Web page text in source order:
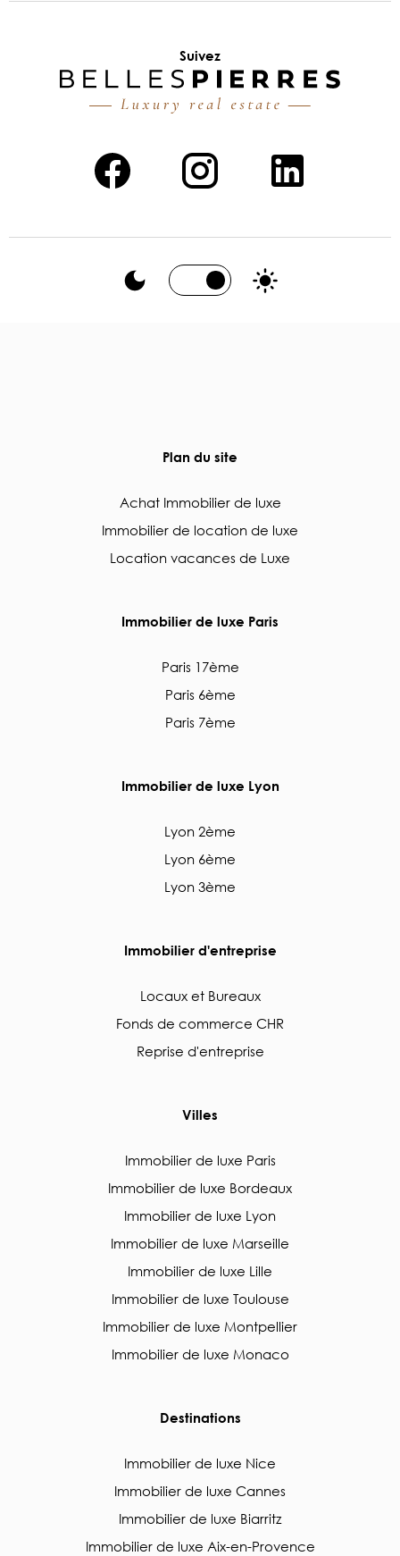
Suivez
Plan du site
Achat Immobilier de luxe
Immobilier de location de luxe
Location vacances de Luxe
Immobilier de luxe Paris
Paris 17ème
Paris 6ème
Paris 7ème
Immobilier de luxe Lyon
Lyon 2ème
Lyon 6ème
Lyon 3ème
Immobilier d'entreprise
Locaux et Bureaux
Fonds de commerce CHR
Reprise d'entreprise
Villes
Immobilier de luxe Paris
Immobilier de luxe Bordeaux
Immobilier de luxe Lyon
Immobilier de luxe Marseille
Immobilier de luxe Lille
Immobilier de luxe Toulouse
Immobilier de luxe Montpellier
Immobilier de luxe Monaco
Destinations
Immobilier de luxe Nice
Immobilier de luxe Cannes
Immobilier de luxe Biarritz
Immobilier de luxe Aix-en-Provence